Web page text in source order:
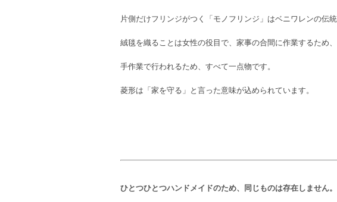
片側だけフリンジがつく「モノフリンジ」はベニワレンの伝統
絨毯を織ることは女性の役目で、家事の合間に作業するため
手作業で行われるため、すべて一点物です。
菱形は「家を守る」と言った意味が込められています。
ひとつひとつハンドメイドのため、同じものは存在しません。